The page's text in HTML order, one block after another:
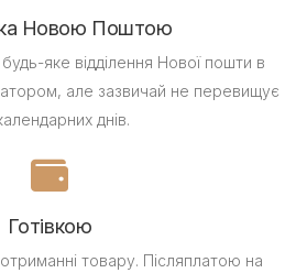
Новою Поштою
яке відділення Нової пошти в
але зазвичай не перевищує
днів.
Готівкою
товару. Післяплатою на